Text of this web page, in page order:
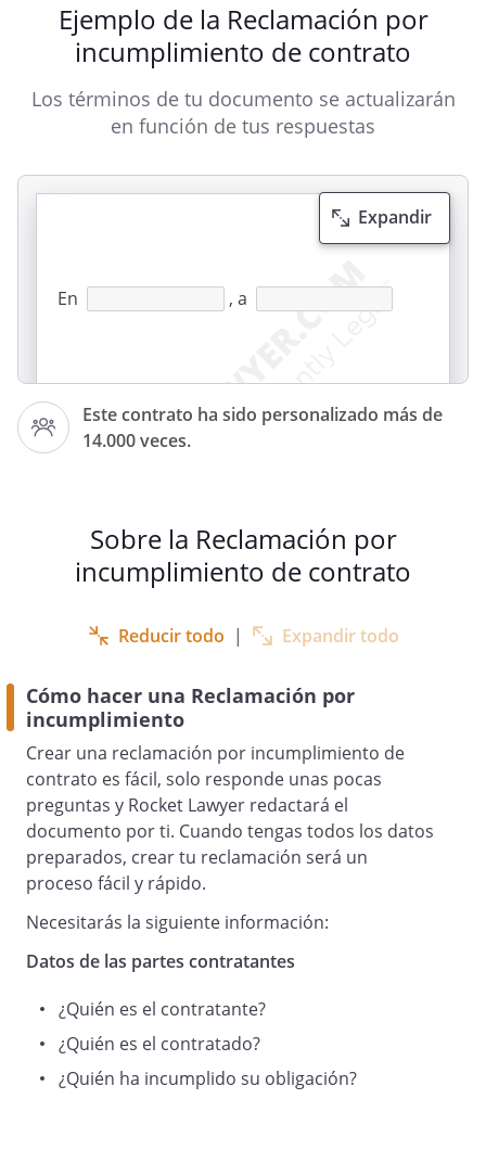
Ejemplo de la Reclamación por
incumplimiento de contrato
Los términos de tu documento se actualizarán
en función de tus respuestas
Este contrato ha sido personalizado más de
14.000 veces.
Expandir
En , a
Estimado/a Sr. /Sra.
la obligación por su parte de , el día
. Y como bien sabe,
Por este motivo y siendo mi intención
solucionar este asunto de
manera amistosa evitando una demanda
judicial, le envío esta carta como
una reclamación expresa para el
cumplimiento del contrato y de sus
Y para ello, le doy un plazo de que no
podrá ampliarse, para que cumpla con la
Sobre la Reclamación por
incumplimiento de contrato
Reducir todo | Expandir todo
Cómo hacer una Reclamación por
incumplimiento
Crear una reclamación por incumplimiento de
contrato es fácil, solo responde unas pocas
preguntas y Rocket Lawyer redactará el
documento por ti. Cuando tengas todos los datos
preparados, crear tu reclamación será un
proceso fácil y rápido.
Necesitarás la siguiente información:
Datos de las partes contratantes
¿Quién es el contratante?
¿Quién es el contratado?
¿Quién ha incumplido su obligación?